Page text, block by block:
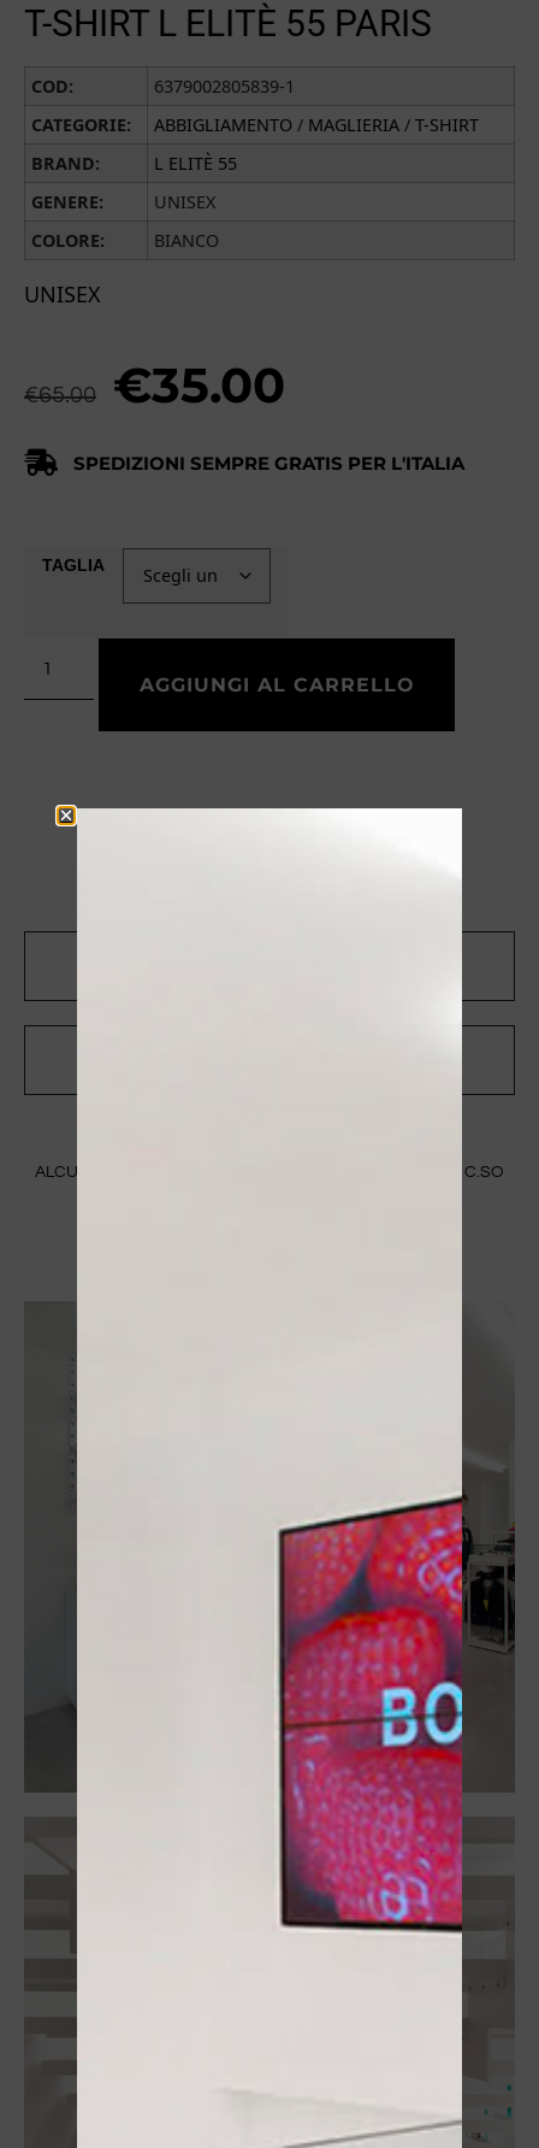
T-SHIRT L ELITÈ 55 PARIS
COD:
6379002805839-1
CATEGORIE:
ABBIGLIAMENTO / MAGLIERIA / T-SHIRT
BRAND:
L ELITÈ 55
GENERE:
UNISEX
COLORE:
BIANCO
UNISEX
€65.00 €35.00
SPEDIZIONI SEMPRE GRATIS PER L'ITALIA
TAGLIA
AGGIUNGI AL CARRELLO
ALCUNE IMMAGINI DEL NOSTRO STORE A MANTOVA IN C.SO